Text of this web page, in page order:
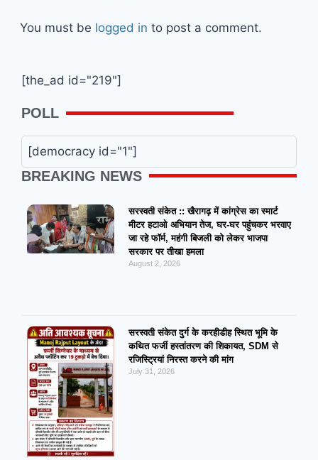
You must be logged in to post a comment.
[the_ad id="219"]
POLL
[democracy id="1"]
BREAKING NEWS
सरस्वती संकेत :: खैरागढ़ में कांग्रेस का स्मार्ट
मीटर हटाओ अभियान तेज, घर-घर पहुंचकर भरवाए
जा रहे फॉर्म, महंगी बिजली को लेकर भाजपा
सरकार पर तीखा हमला
August 2, 2026
सरस्वती संकेत दुर्ग के करहीडीह स्थित भूमि के
कथित फर्जी हस्तांतरण की शिकायत, SDM से
रजिस्ट्रियां निरस्त करने की मांग
July 31, 2026